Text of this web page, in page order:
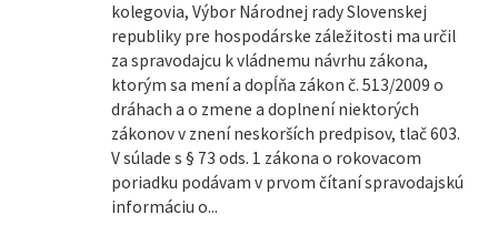
kolegovia, Výbor Národnej rady Slovenskej
republiky pre hospodárske záležitosti ma určil
za spravodajcu k vládnemu návrhu zákona,
ktorým sa mení a dopĺňa zákon č. 513/2009 o
dráhach a o zmene a doplnení niektorých
zákonov v znení neskorších predpisov, tlač 603.
V súlade s § 73 ods. 1 zákona o rokovacom
poriadku podávam v prvom čítaní spravodajskú
informáciu o...